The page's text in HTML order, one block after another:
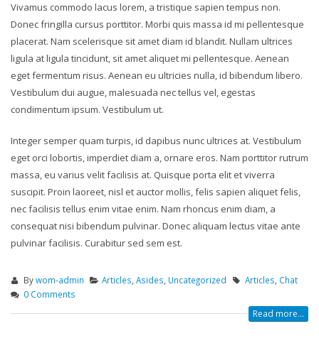
Vivamus commodo lacus lorem, a tristique sapien tempus non.
Donec fringilla cursus porttitor. Morbi quis massa id mi pellentesque
placerat. Nam scelerisque sit amet diam id blandit. Nullam ultrices
ligula at ligula tincidunt, sit amet aliquet mi pellentesque. Aenean
eget fermentum risus. Aenean eu ultricies nulla, id bibendum libero.
Vestibulum dui augue, malesuada nec tellus vel, egestas
condimentum ipsum. Vestibulum ut.
Integer semper quam turpis, id dapibus nunc ultrices at. Vestibulum
eget orci lobortis, imperdiet diam a, ornare eros. Nam porttitor rutrum
massa, eu varius velit facilisis at. Quisque porta elit et viverra
suscipit. Proin laoreet, nisl et auctor mollis, felis sapien aliquet felis,
nec facilisis tellus enim vitae enim. Nam rhoncus enim diam, a
consequat nisi bibendum pulvinar. Donec aliquam lectus vitae ante
pulvinar facilisis. Curabitur sed sem est.
Bywom-admin Articles ,Asides Uncategorized Articles Chat
0 Comments
Read more...